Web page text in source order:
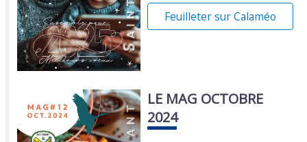
Feuilleter sur Calaméo
LE MAG OCTOBRE
2024